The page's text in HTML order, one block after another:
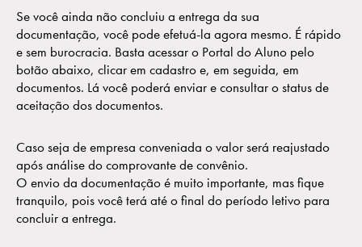
Se você ainda não concluiu a entrega da sua
documentação, você pode efetuá-la agora mesmo. É rápido
e sem burocracia. Basta acessar o Portal do Aluno pelo
botão abaixo, clicar em cadastro e, em seguida, em
documentos. Lá você poderá enviar e consultar o status de
aceitação dos documentos.
Caso seja de empresa conveniada o valor será reajustado
após análise do comprovante de convênio.
O envio da documentação é muito importante, mas fique
tranquilo, pois você terá até o final do período letivo para
concluir a entrega.